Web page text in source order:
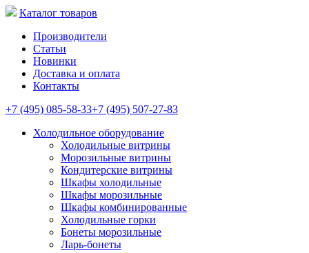
Каталог товаров
Производители
Статьи
Новинки
Доставка и оплата
Контакты
+7 (495) 085-58-33+7 (495) 507-27-83
Холодильное оборудование
Холодильные витрины
Морозильные витрины
Кондитерские витрины
Шкафы холодильные
Шкафы морозильные
Шкафы комбинированные
Холодильные горки
Бонеты морозильные
Ларь-бонеты